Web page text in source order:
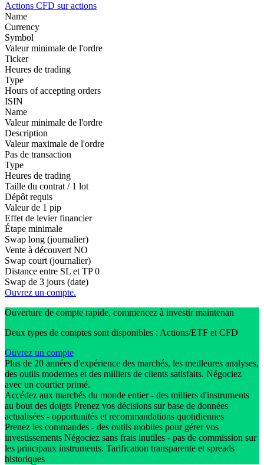
Actions CFD sur actions
Name
Currency
Symbol
Valeur minimale de l'ordre
Ticker
Heures de trading
Type
Hours of accepting orders
ISIN
Name
Valeur minimale de l'ordre
Description
Valeur maximale de l'ordre
Pas de transaction
Type
Heures de trading
Taille du contrat / 1 lot
Dépôt requis
Valeur de 1 pip
Effet de levier financier
Étape minimale
Swap long (journalier)
Vente à découvert NO
Swap court (journalier)
Distance entre SL et TP 0
Swap de 3 jours (date)
Ouvrez un compte.
Ouverture de compte rapide, commencez à investir maintenan
Deux types de comptes sont disponibles : Actions/ETF et CFD
Ouvrez un compte
Plus de 20 années d'expérience des marchés, les meilleures analyses,
des outils modernes et des milliers de clients satisfaits. Négociez
avec un courtier primé.
Accédez aux marchés du monde entier - des milliers d'instruments
au bout des doigts Prenez vos décisions sur base de données
actualisées - opportunités et recommandations quotidiennes
Prenez les commandes - des outils mobiles pour gérer vos
investissements Négociez sans frais inutiles - pas de commission sur
les principaux instruments. Tarification transparente et spreads
historiques